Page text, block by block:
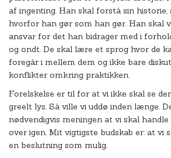
af ingenting. Han skal forstå sin
hvorfor han gør som han gør. Han skal
ansvar for det han bidrager med i
og ondt. De skal lære et sprog hvor de
foregår i mellem dem og ikke bare
konflikter omkring praktikken.
Forelskelse er til for at vi ikke skal se
greelt lys. Så ville vi uddø inden længe.
nødvendigvis meningen at vi skal handle
over igen. Mit vigtigste budskab er: at vi
en beslutning som mulig.